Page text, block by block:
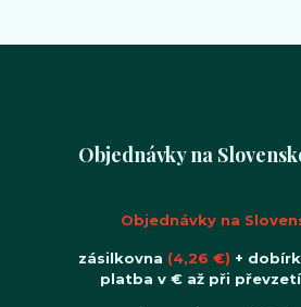
Objednávky na
Objednávky na
zásilkovna (4,26 €) +
platba v € až při